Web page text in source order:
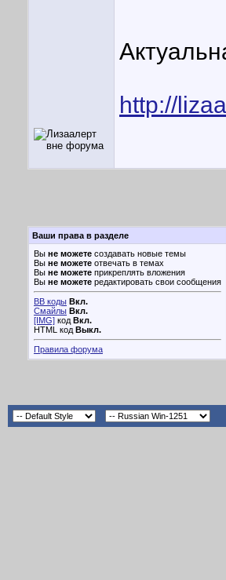
http://
Ваши права в разделе
Вы не можете создавать новые темы
Вы не можете отвечать в темах
Вы не можете прикреплять вложения
Вы не можете редактировать свои сообщения
BB коды Вкл.
Смайлы Вкл.
[IMG] код Вкл.
HTML код Выкл.
Правила форума